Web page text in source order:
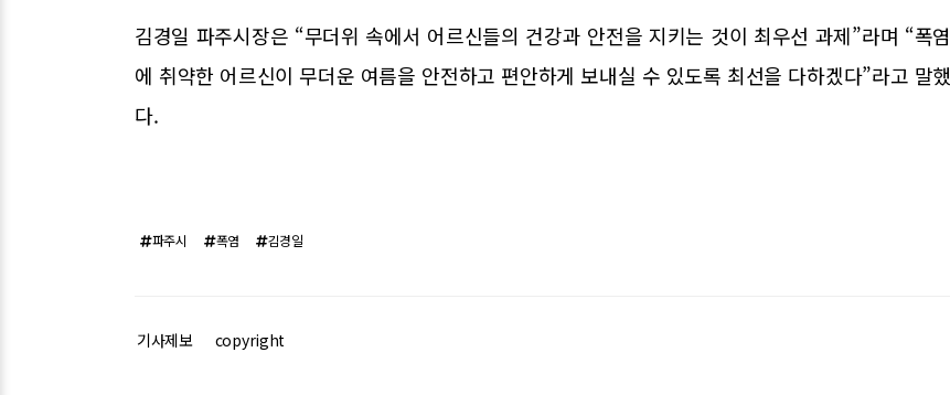
김경일 파주시장은 “무더위 속에서 어르신들의 건강과 안전을 지키는 것이 최우선 과제”라며 “폭염
에 취약한 어르신이 무더운 여름을 안전하고 편안하게 보내실 수 있도록 최선을 다하겠다”라고 말했
다.
파주시 폭염 김경일
기사제보 copyright